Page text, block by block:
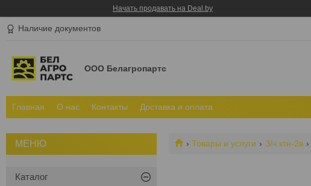
Начать продавать на Deal.by
Наличие документов
ООО Белагропартс
Главная О нас Контакты Доставка и оплата
Товары и услуги З/ч ктн-2в
Каталог